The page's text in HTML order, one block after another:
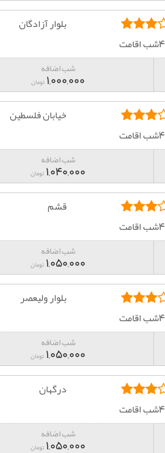
بلوار آزادگان
شب اضافه
1,000,000 تومان
خیابان فلسطین
شب اضافه
1,040,000 تومان
قشم
شب اضافه
1,050,000 تومان
بلوار ولیعصر
شب اضافه
1,050,000 تومان
درگهان
شب اضافه
1,050,000 تومان